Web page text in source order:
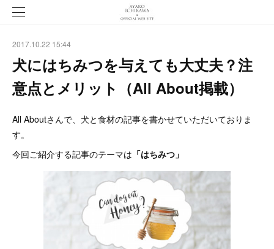
2017.10.22 15:44
犬にはちみつを与えても大丈夫？注
意点とメリット（All About掲載）
All Aboutさんで、犬と食材の記事を書かせていただいておりま
す。
今回ご紹介する記事のテーマは 「はちみつ」